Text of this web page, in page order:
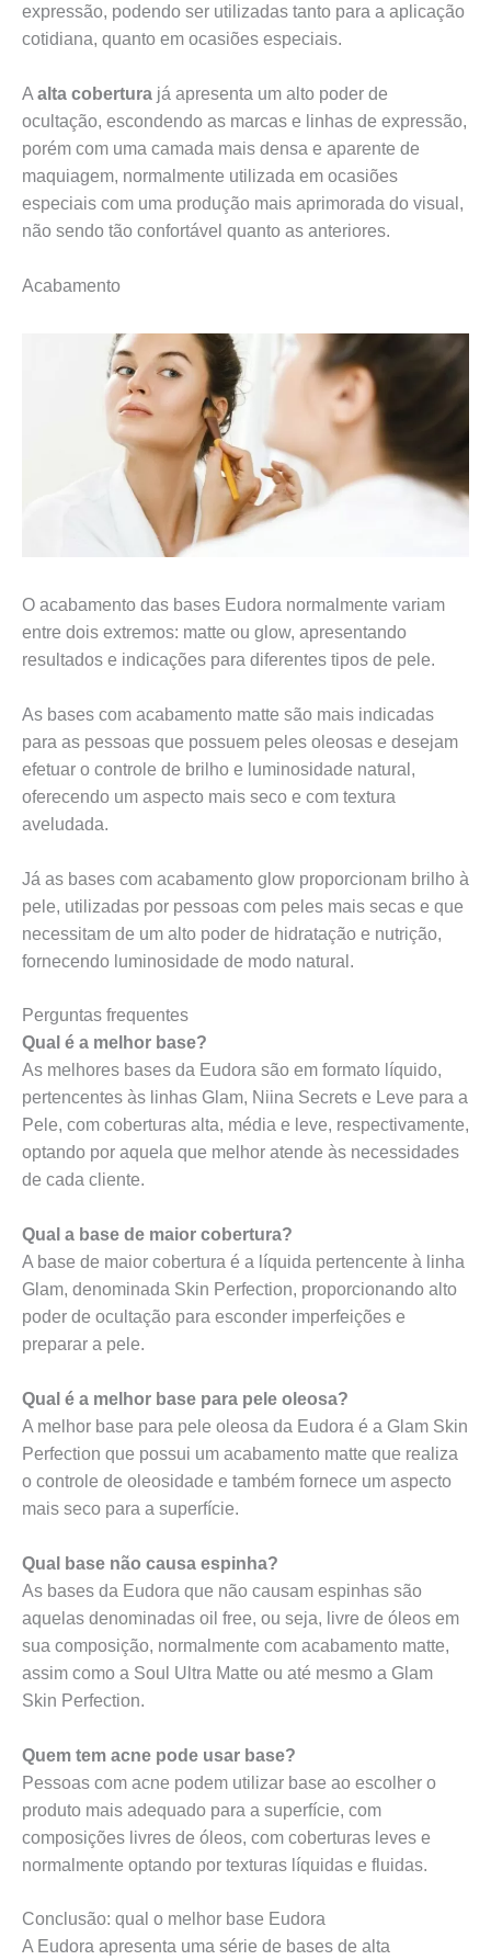
expressão, podendo ser utilizadas tanto para a aplicação
cotidiana, quanto em ocasiões especiais.
A alta cobertura já apresenta um alto poder de
ocultação, escondendo as marcas e linhas de expressão,
porém com uma camada mais densa e aparente de
maquiagem, normalmente utilizada em ocasiões
especiais com uma produção mais aprimorada do visual,
não sendo tão confortável quanto as anteriores.
Acabamento
O acabamento das bases Eudora normalmente variam
entre dois extremos: matte ou glow, apresentando
resultados e indicações para diferentes tipos de pele.
As bases com acabamento matte são mais indicadas
para as pessoas que possuem peles oleosas e desejam
efetuar o controle de brilho e luminosidade natural,
oferecendo um aspecto mais seco e com textura
aveludada.
Já as bases com acabamento glow proporcionam brilho à
pele, utilizadas por pessoas com peles mais secas e que
necessitam de um alto poder de hidratação e nutrição,
fornecendo luminosidade de modo natural.
Perguntas frequentes
Qual é a melhor base?
As melhores bases da Eudora são em formato líquido,
pertencentes às linhas Glam, Niina Secrets e Leve para a
Pele, com coberturas alta, média e leve, respectivamente,
optando por aquela que melhor atende às necessidades
de cada cliente.
Qual a base de maior cobertura?
A base de maior cobertura é a líquida pertencente à linha
Glam, denominada Skin Perfection, proporcionando alto
poder de ocultação para esconder imperfeições e
preparar a pele.
Qual é a melhor base para pele oleosa?
A melhor base para pele oleosa da Eudora é a Glam Skin
Perfection que possui um acabamento matte que realiza
o controle de oleosidade e também fornece um aspecto
mais seco para a superfície.
Qual base não causa espinha?
As bases da Eudora que não causam espinhas são
aquelas denominadas oil free, ou seja, livre de óleos em
sua composição, normalmente com acabamento matte,
assim como a Soul Ultra Matte ou até mesmo a Glam
Skin Perfection.
Quem tem acne pode usar base?
Pessoas com acne podem utilizar base ao escolher o
produto mais adequado para a superfície, com
composições livres de óleos, com coberturas leves e
normalmente optando por texturas líquidas e fluidas.
Conclusão: qual o melhor base Eudora
A Eudora apresenta uma série de bases de alta